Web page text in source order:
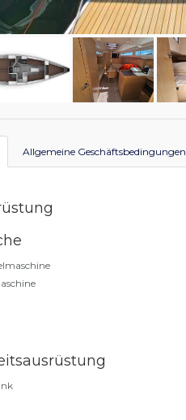
Allgemeine Geschäftsbedingungen